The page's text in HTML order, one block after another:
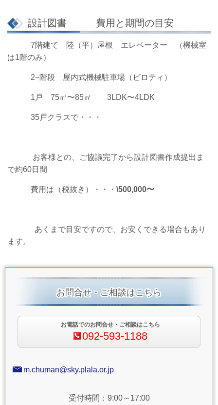
設計図書 費用と期間の目安
7階建て 陸（平）屋根 エレベーター （機械室
は1階のみ）
2−階段 屋内式機械駐車場（ピロティ）
1戸 75㎡〜85㎡ 3LDK〜4LDK
35戸クラスで・・・
お客様との、ご協議完了から設計図書作成提出ま
で約60日間
費用は（税抜き）・・・ \500,000〜
あくまで目安ですので、お安くできる場合もあり
ます。
お問合せ・ご相談はこちら
お電話でのお問合せ・ご相談はこちら
092-593-1188
m.chuman@sky.plala.or.jp
受付時間：9:00～17:00